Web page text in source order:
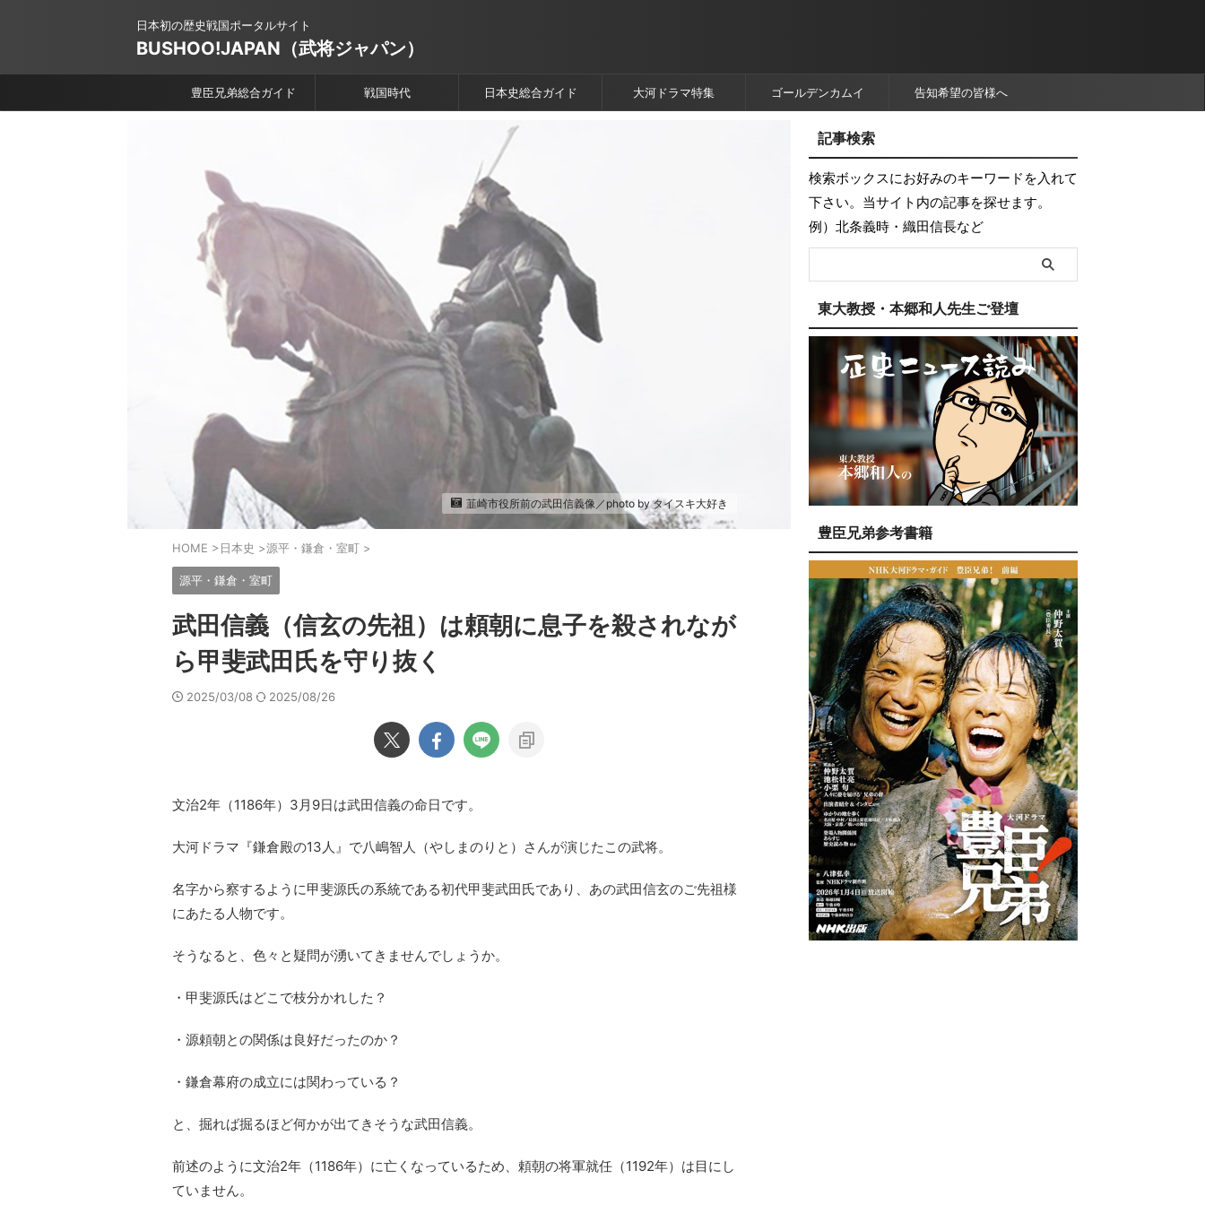
日本初の歴史戦国ポータルサイト
BUSHOO!JAPAN（武将ジャパン）
豊臣兄弟総合ガイド 戦国時代 日本史総合ガイド 大河ドラマ特集 ゴールデンカムイ 告知希望の皆様へ
韮崎市役所前の武田信義像／photo by タイスキ大好き
HOME >日本史 >源平・鎌倉・室町 >
源平・鎌倉・室町
武田信義（信玄の先祖）は頼朝に息子を殺されなが
ら甲斐武田氏を守り抜く
2025/03/08 2025/08/26
文治2年（1186年）3月9日は武田信義の命日です。
大河ドラマ『鎌倉殿の13人』で八嶋智人（やしまのりと）さんが演じたこの武将。
名字から察するように甲斐源氏の系統である初代甲斐武田氏であり、あの武田信玄のご先祖様
にあたる人物です。
そうなると、色々と疑問が湧いてきませんでしょうか。
・甲斐源氏はどこで枝分かれした？
・源頼朝との関係は良好だったのか？
・鎌倉幕府の成立には関わっている？
と、掘れば掘るほど何かが出てきそうな武田信義。
前述のように文治2年（1186年）に亡くなっているため、頼朝の将軍就任（1192年）は目にし
ていません。
記事検索
検索ボックスにお好みのキーワードを入れて
下さい。当サイト内の記事を探せます。
例）北条義時・織田信長など
東大教授・本郷和人先生ご登壇
豊臣兄弟参考書籍